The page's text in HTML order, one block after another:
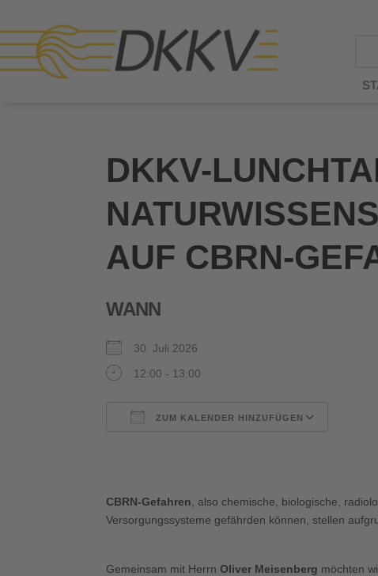
DKKV-
AUF CBRN-
WANN
30. Juli 2026
12:00 - 13:00
ZUM KALENDER HINZUFÜGEN
CBRN-Gefahren , also chemische, biologische,
Versorgungssysteme gefährden können, stellen
Gemeinsam mit HerrnOliver Meisenberg möchten